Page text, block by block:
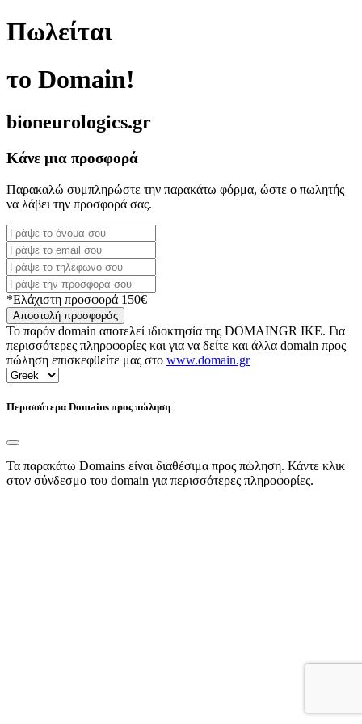
Πωλείται
το Domain!
bioneurologics.gr
Κάνε μια προσφορά
Παρακαλώ συμπληρώστε την παρακάτω φόρμα, ώστε ο πωλητής
να λάβει την προσφορά σας.
*Ελάχιστη προσφορά 150€
Αποστολή προσφοράς
Το παρόν domain αποτελεί ιδιοκτησία της DOMAINGR ΙΚΕ. Για
περισσότερες πληροφορίες και για να δείτε και άλλα domain προς
πώληση επισκεφθείτε μας στο www.domain.gr
Περισσότερα Domains προς πώληση
Τα παρακάτω Domains είναι διαθέσιμα προς πώληση. Κάντε κλικ
στον σύνδεσμο του domain για περισσότερες πληροφορίες.